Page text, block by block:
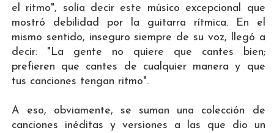
el ritmo", solía decir este músico excepcional que
mostró debilidad por la guitarra rítmica. En el
mismo sentido, inseguro siempre de su voz, llegó a
decir: "La gente no quiere que cantes bien;
prefieren que cantes de cualquier manera y que
tus canciones tengan ritmo".
A eso, obviamente, se suman una colección de
canciones inéditas y versiones a las que dio un